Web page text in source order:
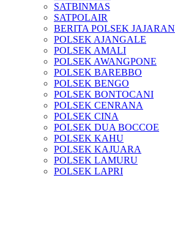
SATBINMAS
SATPOLAIR
BERITA POLSEK JAJARAN
POLSEK AJANGALE
POLSEK AMALI
POLSEK AWANGPONE
POLSEK BAREBBO
POLSEK BENGO
POLSEK BONTOCANI
POLSEK CENRANA
POLSEK CINA
POLSEK DUA BOCCOE
POLSEK KAHU
POLSEK KAJUARA
POLSEK LAMURU
POLSEK LAPRI